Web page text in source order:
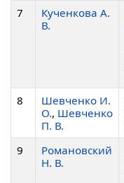
7
Кученкова А.
В.
8
Шевченко И.
О., Шевченко
П. В.
9
Романовский
Н. В.